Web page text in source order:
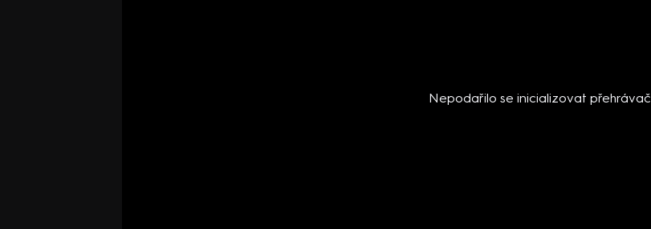
Nepodařilo se inicializovat přehrávač